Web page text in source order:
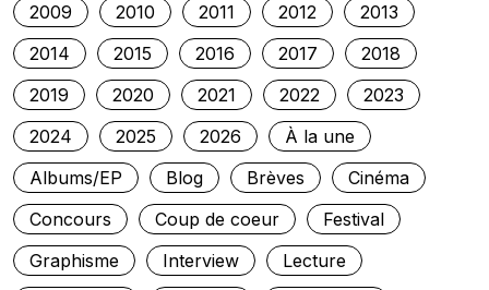
2009 2010 2011 2012
2013
2014
2015 2016 2017
2018
2019
2020 2021 2022
2023
2024
2025 2026
À la une
Albums/EP
Blog Brèves
Cinéma
Concours
Coup de coeur
Festival
Graphisme
Interview
Lecture